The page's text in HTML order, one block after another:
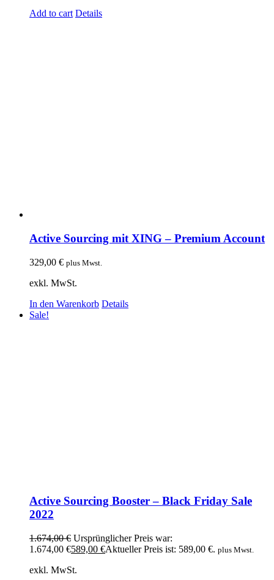
Add to cart Details
Active Sourcing mit XING – Premium Account
329,00 € plus Mwst.
exkl. MwSt.
In den Warenkorb Details
Sale!
Active Sourcing Booster – Black Friday Sale
2022
1.674,00€ Ursprünglicher Preis war:
1.674,00 €589,00 €Aktueller Preis ist: 589,00 €. plus Mwst.
exkl. MwSt.